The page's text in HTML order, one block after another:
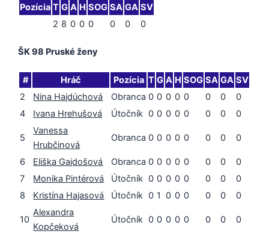
Pozícia T G A H SOG SA GA SV
2 8 0 0 0 0 0 0
ŠK 98 Pruské ženy
# Hráč Pozícia T G A H SOG SA GA SV
2
Nina Hajdúchová Obranca 0 0 0 0 0 0 0
0
4
Ivana Hrehušová Útočník 0 0 0 0 0 0 0 0
5
Vanessa
Hrubčinová
Obranca 0 0 0 0 0 0 0 0
6 Eliška Gajdošová Obranca 0 0 0 0 0 0 0
0
7
Monika Pintérová Útočník 0 0 0 0 0 0 0
0
8
Kristína Hajasová Útočník 0 1 0 0 0 0 0 0
10
Alexandra
Kopčeková
Útočník 0 0 0 0 0 0 0 0